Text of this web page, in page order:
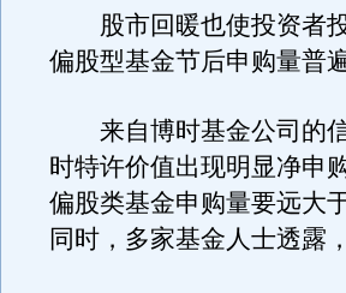
股市回暖也使投资者投
偏股型基金节后申购量普
来自博时基金公司的信
时特许价值出现明显净申
偏股类基金申购量要远大
同时，多家基金人士透露